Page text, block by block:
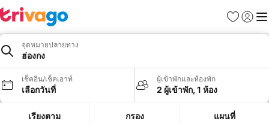
รายการโป
เข้าสู่ร
เมนู
จุดหมายปลายทาง
ฮ่องกง
เช็คอิน/เช็คเอาท์
เลือกวันที่
ผู้เข้าพักและห้องพัก
2 ผู้เข้าพัก, 1 ห้อง
เรียงตาม กรอง แผนที่